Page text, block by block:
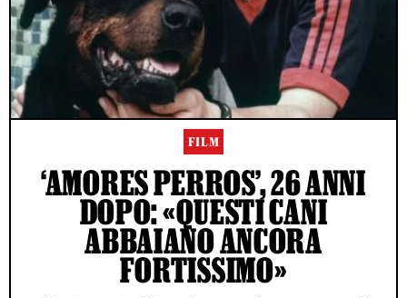
FILM
‘AMORES PERROS’, 26 ANNI
DOPO: «QUESTI CANI
ABBAIANO ANCORA
FORTISSIMO»